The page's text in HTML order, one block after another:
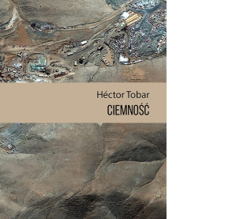
CIEMNOŚĆ
katastrofy 625 metrów
w ciemności, wilgoci, bez
i wody pitnej zostało
33 mężczyzn. Spędzili
69 dni. To historia o
i o granicach, do
dojść człowiek.